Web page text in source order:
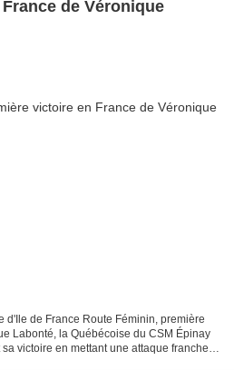
de Véronique
d'Ile de France Route Féminin, première
Labonté, la Québécoise du CSM Épinay
victoire en mettant une attaque franche à